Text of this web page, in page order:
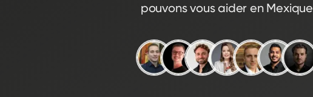
pouvons vous aider en Mexique